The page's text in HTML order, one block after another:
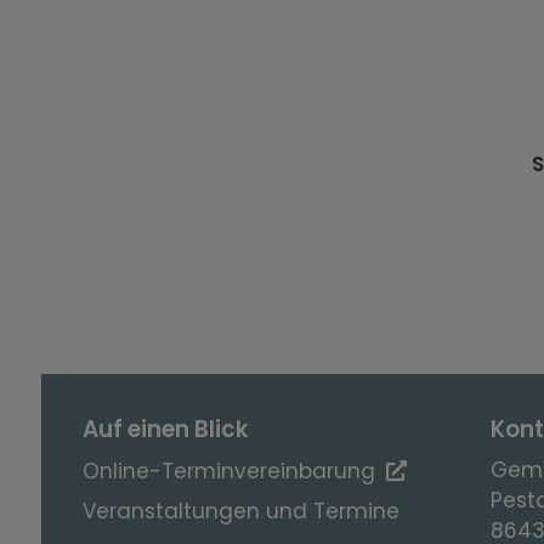
Auf einen Blick
Online-Terminvereinbarung
Veranstaltungen und Termine